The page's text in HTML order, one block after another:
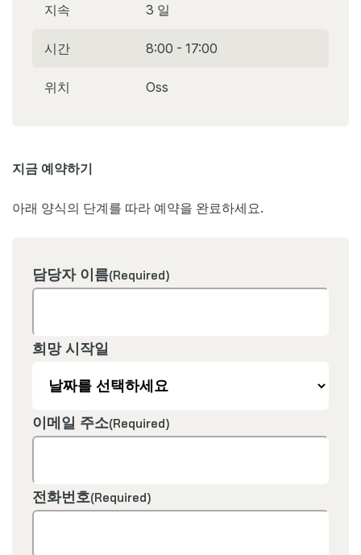
지속 3 일
시간 8:00 - 17:00
위치 Oss
지금 예약하기
아래 양식의 단계를 따라 예약을 완료하세요.
담당자 이름(Required)
희망 시작일
이메일 주소(Required)
전화번호(Required)